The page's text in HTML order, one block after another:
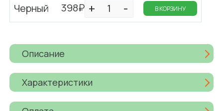
Черный 398₽ В КОРЗИНУ
Описание
Характеристики